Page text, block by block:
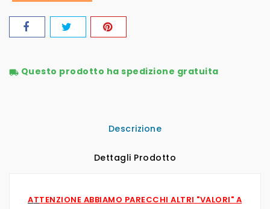
local_shipping Questo prodotto ha spedizione gratuita
Descrizione
Dettagli Prodotto
ATTENZIONE ABBIAMO PARECCHI ALTRI "VALORI" A